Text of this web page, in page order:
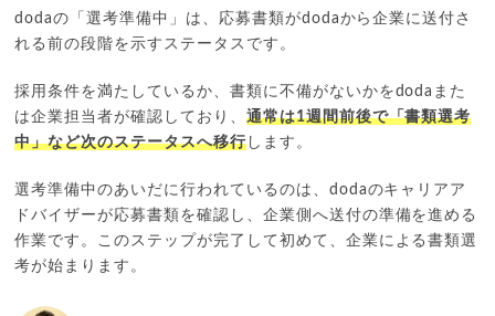
dodaの「選考準備中」は、応募書類がdodaから企業に送付さ
れる前の段階を示すステータスです。
採用条件を満たしているか、書類に不備がないかをdodaまた
は企業担当者が確認しており、 通常は1週間前後で「書類選考
中」など次のステータスへ移行します。
選考準備中のあいだに行われているのは、dodaのキャリアア
ドバイザーが応募書類を確認し、企業側へ送付の準備を進める
作業です。このステップが完了して初めて、企業による書類選
考が始まります。